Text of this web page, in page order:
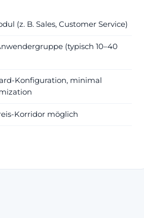
(z. B. Sales, Customer Service)
(typisch 10–40
Konfiguration, minimal
Korridor möglich